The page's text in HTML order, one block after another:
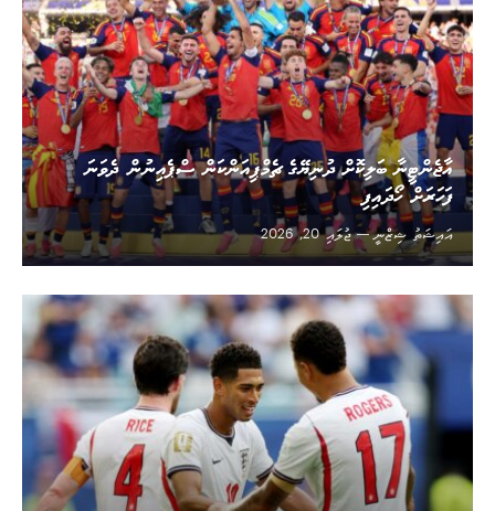
އާޖެންޓީނާ ބަލިކޮށް ދުނިޔޭގެ ޗެމްޕިއަންކަން ސްޕެއިނުން ދެވަނަ
ފަހަރަށް ހޯދައިފި
އައިޝަތު ޝިޒްނީ
ޖުލައި 20, 2026